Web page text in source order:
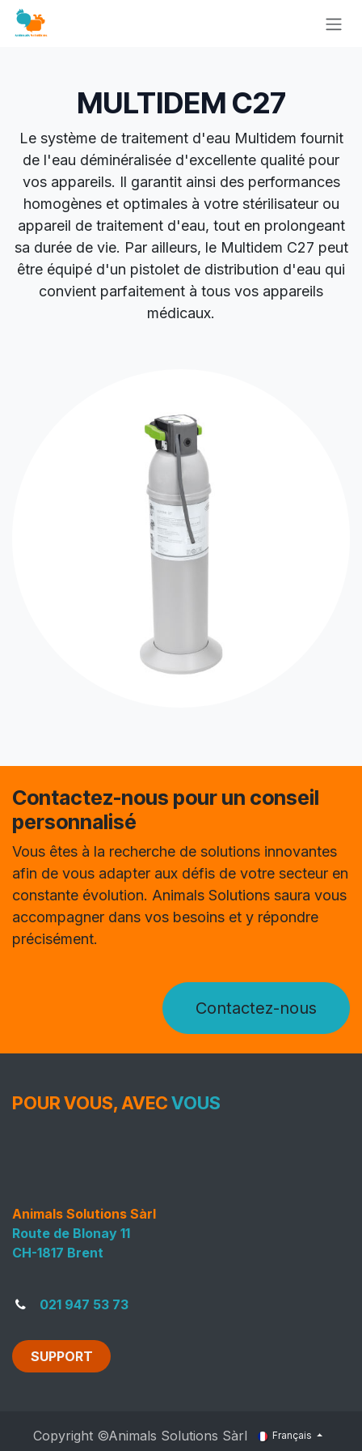
Se rendre au contenu
MULTIDEM C27
Le système de traitement d'eau Multidem fournit
de l'eau déminéralisée d'excellente qualité pour
vos appareils. Il garantit ainsi des performances
homogènes et optimales à votre stérilisateur ou
appareil de traitement d'eau, tout en prolongeant
sa durée de vie. Par ailleurs, le Multidem C27 peut
être équipé d'un pistolet de distribution d'eau qui
convient parfaitement à tous vos appareils
médicaux.
Contactez-nous pour un conseil
personnalisé
Vous êtes à la recherche de solutions innovantes
afin de vous adapter aux défis de votre secteur en
constante évolution. Animals Solutions saura vous
accompagner dans vos besoins et y répondre
précisément.
Contactez-nous
POUR VOUS, AVECVOUS
Animals Solutions Sàrl
Route de Blonay 11
CH-1817 Brent
021 947 53 73
SUPPORT
Copyright ©Animals Solutions Sàrl Français